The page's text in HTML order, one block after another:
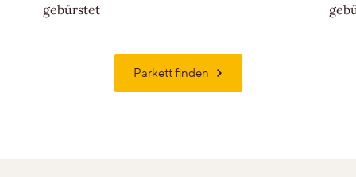
gebürstet
Parkett finden